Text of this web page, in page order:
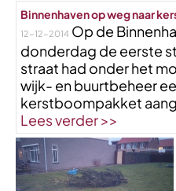
Binnenhaven op weg naar
12-12-2014 Op de
donderdag de eerste
straat had onder het
wijk- en buurtbeheer
kerstboompakket
Lees verder >>